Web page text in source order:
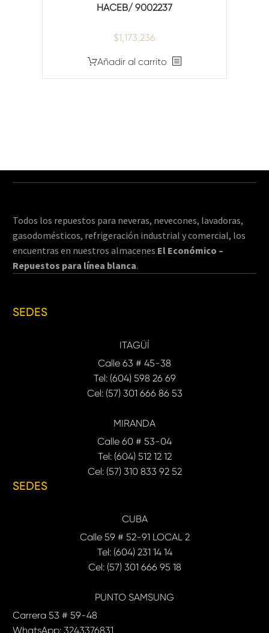
HACEB/ 9002237
$1,173,236
Añadir al carrito
Todos los repuestos para neveras, nevecones, lavadoras,
gasodomésticos, refrigeración industrial y comercial, los
encuentras en nuestros almacenes El Económico –
Repuestos para línea blanca.
SEDES
ITAGÜÍ
Calle 63 # 45-38
Tel: (604) 598 26 69
Cel: (57) 301 666 86 53
MIRANDA
Calle 60 # 53-04
Tel: (604) 512 12 12
Cel: (57) 310 833 92 52
SEDES
CUBA
Calle 59 # 52-91 LOCAL 2
Tel: (604) 231 14 14
Cel: (57) 301 666 95 18
PUNTO SAMSUNG
Carrera 53 # 59-48
WhatsApp: 3243376831